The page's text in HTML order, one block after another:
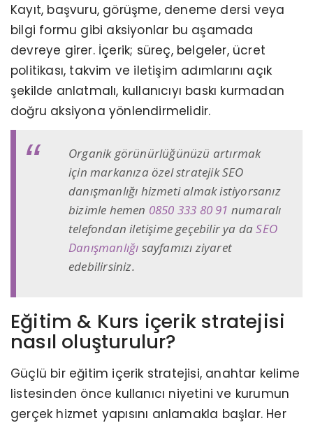
Kayıt, başvuru, görüşme, deneme dersi veya
bilgi formu gibi aksiyonlar bu aşamada
devreye girer. İçerik; süreç, belgeler, ücret
politikası, takvim ve iletişim adımlarını açık
şekilde anlatmalı, kullanıcıyı baskı kurmadan
doğru aksiyona yönlendirmelidir.
Organik görünürlüğünüzü artırmak
için markanıza özel stratejik SEO
danışmanlığı hizmeti almak istiyorsanız
bizimle hemen 0850 333 80 91 numaralı
telefondan iletişime geçebilir ya daSEO
Danışmanlığı sayfamızı ziyaret
edebilirsiniz.
Eğitim & Kurs içerik stratejisi
nasıl oluşturulur?
Güçlü bir eğitim içerik stratejisi, anahtar kelime
listesinden önce kullanıcı niyetini ve kurumun
gerçek hizmet yapısını anlamakla başlar. Her